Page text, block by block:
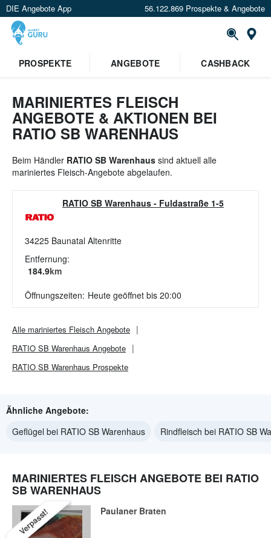
DIE Angebote App 56.122.869 Prospekte & Angebote
Standort festlegen
PROSPEKTE ANGEBOTE CASHBACK
MARINIERTES FLEISCH
ANGEBOTE & AKTIONEN BEI
RATIO SB WARENHAUS
Beim Händler RATIO SB Warenhaus sind aktuell alle
mariniertes Fleisch-Angebote abgelaufen.
RATIO SB Warenhaus - Fuldastraße 1-5
34225 Baunatal Altenritte
Entfernung:
184.9km
Öffnungszeiten: Heute geöffnet bis 20:00
Alle mariniertes Fleisch Angebote
RATIO SB Warenhaus Angebote
RATIO SB Warenhaus Prospekte
Ähnliche Angebote:
Geflügel bei RATIO SB Warenhaus
Rindfleisch bei RATIO SB
MARINIERTES FLEISCH ANGEBOTE BEI RATIO
SB WARENHAUS
Verpasst! Paulaner Braten